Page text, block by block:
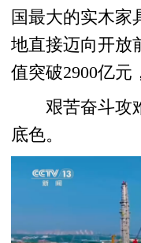
国最大的实木家
地直接迈向开放
值突破2900亿元
艰苦奋斗攻难
底色。